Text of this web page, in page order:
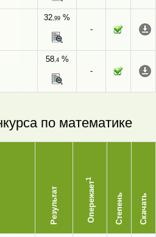
32,99 %
-
58,4%
-
по математике
Результат Опережает
1
Степень Скачать